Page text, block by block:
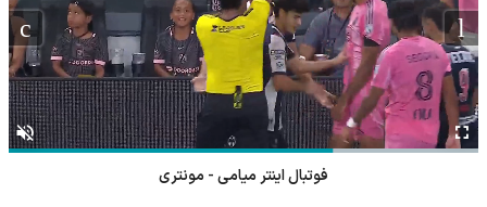
فوتبال اینتر میامی - مونتری